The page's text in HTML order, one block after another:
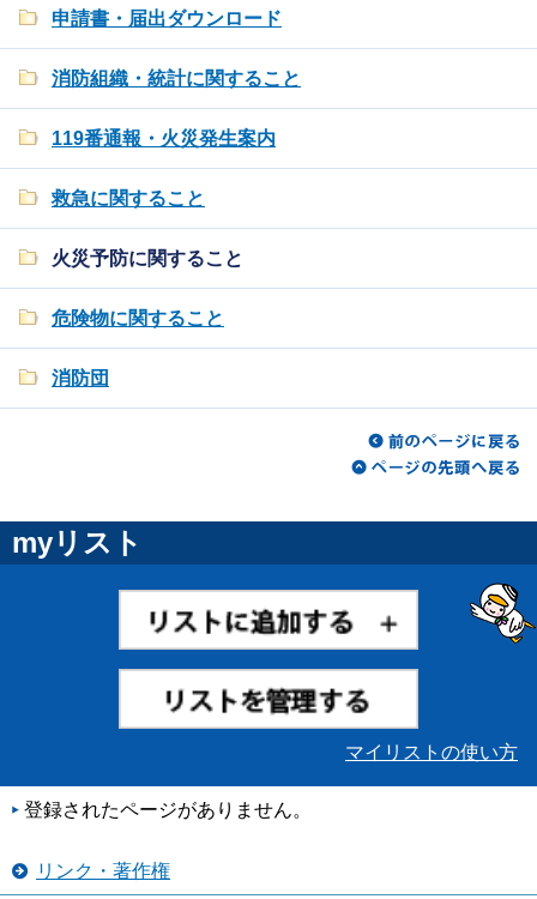
申請書・届出ダウンロード
消防組織・統計に関すること
119番通報・火災発生案内
救急に関すること
火災予防に関すること
危険物に関すること
消防団
myリスト
マイリストの使い方
登録されたページがありません。
リンク・著作権